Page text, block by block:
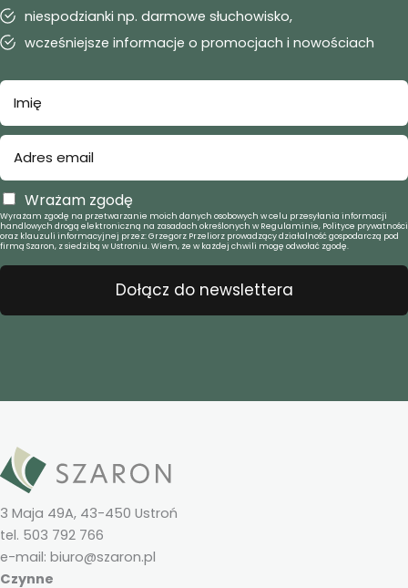
niespodzianki np. darmowe słuchowisko,
wcześniejsze informacje o promocjach i nowościach
Wrażam zgodę
Wyrażam zgodę na przetwarzanie moich danych osobowych w celu przesyłania informacji
handlowych drogą elektroniczną na zasadach określonych w Regulaminie, Polityce prywatności
oraz klauzuli informacyjnej przez: Grzegorz Przeliorz prowadzący działalność gospodarczą pod
firmą Szaron, z siedzibą w Ustroniu. Wiem, że w każdej chwili mogę odwołać zgodę.
Dołącz do newslettera
3 Maja 49A, 43-450 Ustroń
tel. 503 792 766
e-mail: biuro@szaron.pl
Czynne